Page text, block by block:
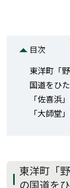
目次
東洋町「
国道をひ
「佐喜浜
「大師堂
東洋町「
の国道を